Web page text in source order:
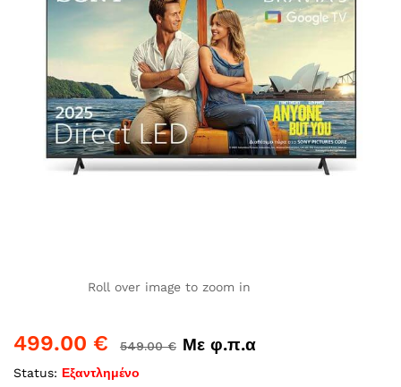
Roll over image to zoom in
499.00 € 549.00€ Με φ.π.α
Status: Εξαντλημένο